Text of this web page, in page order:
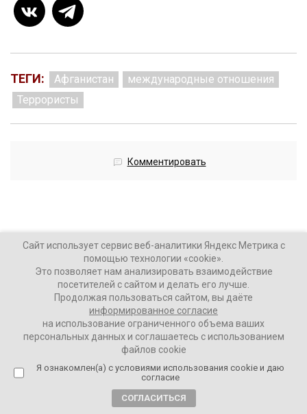
ТЕГИ: Афганистан
международные отношения
Террористы
Комментировать
Лукашенко: Запад понимает, на
чьей стороне будет Белоруссия в
войне с Россией
ВАШИ НОВОСТИ
будет участвовать в войне, которую
решит развязать вДонбассе
Сайт использует сервис веб-аналитики Яндекс Метрика с
помощью технологии «cookie».
Это позволяет нам анализировать взаимодействие
посетителей с сайтом и делать его лучше.
Продолжая пользоваться сайтом, вы даёте
информированное согласие
на использование ограниченного объема ваших
персональных данных и соглашаетесь с использованием
файлов cookie
Я ознакомлен(а) с условиями использования cookie и даю
согласие
СОГЛАСИТЬСЯ